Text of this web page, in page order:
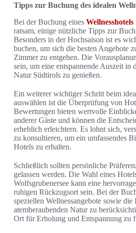
Tipps zur Buchung des idealen
Bei der Buchung eines
ratsam, einige nützliche Tipps zur
Besonders in der Hochsaison ist es
buchen, um sich die besten Angebote
Zimmer zu entgehen. Die
sein, um eine entspannende Auszeit in
Natur Südtirols zu genießen.
Ein weiterer wichtiger Schritt beim
auswählen ist die Überprüfung von
Bewertungen bieten wertvolle
anderer Gäste und können die
erheblich erleichtern. Es lohnt sich,
zu konsultieren, um ein umfassendes
Hotels zu erhalten.
Schließlich sollten persönliche
gelassen werden. Die Wahl eines
Wolfsgrubenersee kann eine
ruhigen Rückzugsort sein. Bei der
speziellen Wellnessangebote sowie die
atemberaubenden Natur zu
Ort für Erholung und Entspannung zu